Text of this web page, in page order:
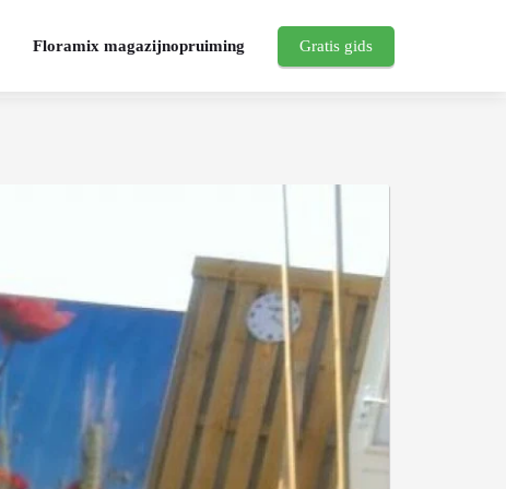
Floramix magazijnopruiming Gratis gids